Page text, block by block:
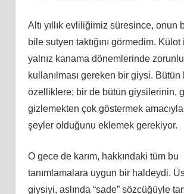
Altı yıllık evliliğimiz süresince, onun
bile sutyen taktığını görmedim.
yalnız kanama dönemlerinde
kullanılması gereken bir giysi. Bütün
özelliklere; bir de bütün giysilerinin,
gizlemekten çok göstermek
şeyler olduğunu eklemek gerekiyor.
O gece de karım, hakkındaki tüm bu
tanımlamalara uygun bir haldeydi.
giysiyi, aslında “sade” sözcüğüyle